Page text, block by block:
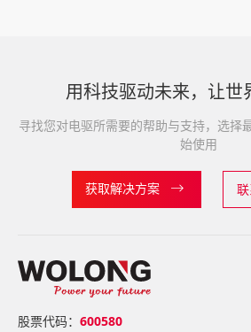
用科技驱动未来，让世
寻找您对电驱所需要的帮助与支持，选择
始使用
获取解决方案
股票代码： 600580